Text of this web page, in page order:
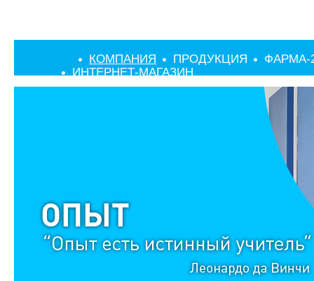
КОМПАНИЯ ПРОДУКЦИЯ
ФАРМА-
ИНТЕРНЕТ-МАГАЗИН